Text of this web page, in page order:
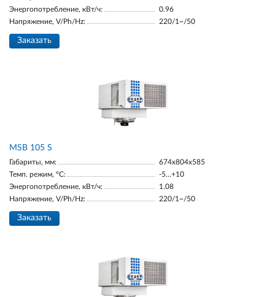
Энергопотребление, кВт/ч:
0.96
Напряжение, V/Ph/Hz:
220/1~/50
Заказать
MSB 105 S
Габариты, мм:
674х804х585
Темп. режим, °С:
-5…+10
Энергопотребление, кВт/ч:
1.08
Напряжение, V/Ph/Hz:
220/1~/50
Заказать